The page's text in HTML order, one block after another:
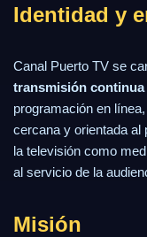
Identidad y
Canal Puerto TV se
transmisión continua
programación en
cercana y orientada al
la televisión como
al servicio de la
Misión